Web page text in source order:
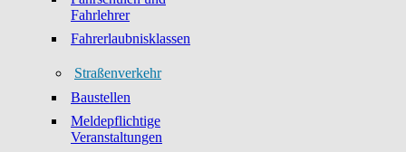
Fahrlehrer
Fahrerlaubnisklassen
Straßenverkehr
Baustellen
Meldepflichtige
Veranstaltungen